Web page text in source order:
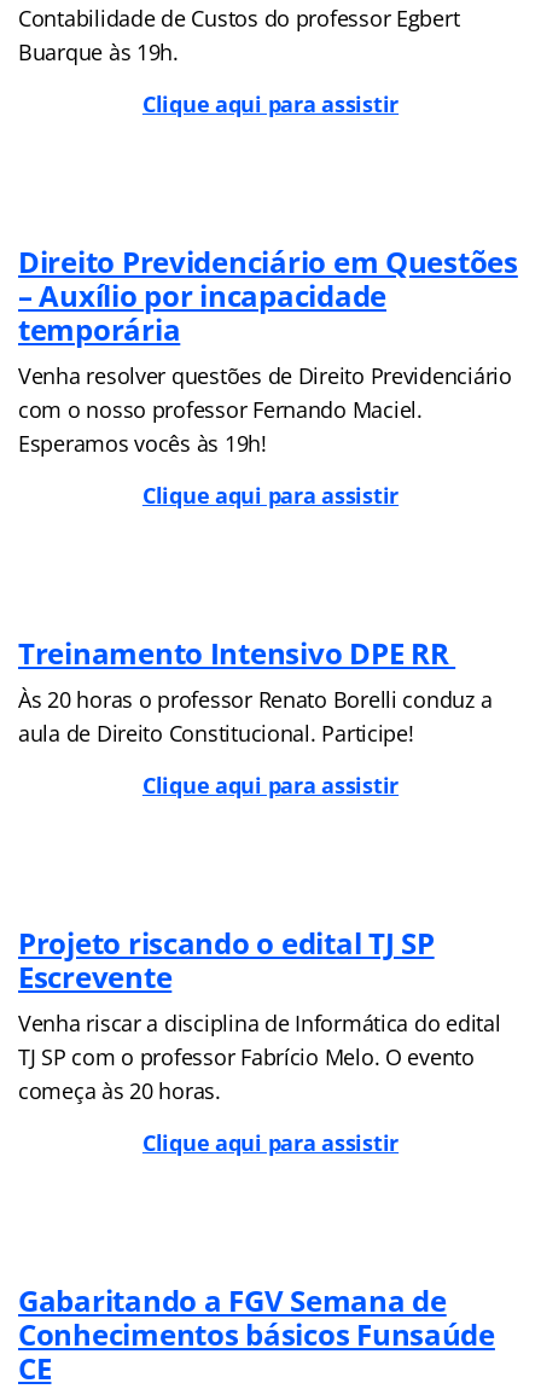
Contabilidade de Custos do professor Egbert
Buarque às 19h.
Clique aqui para assistir
Direito Previdenciário em Questões
– Auxílio por incapacidade
temporária
Venha resolver questões de Direito Previdenciário
com o nosso professor Fernando Maciel.
Esperamos vocês às 19h!
Clique aqui para assistir
Treinamento Intensivo DPE RR
Às 20 horas o professor Renato Borelli conduz a
aula de Direito Constitucional. Participe!
Clique aqui para assistir
Projeto riscando o edital TJ SP
Escrevente
Venha riscar a disciplina de Informática do edital
TJ SP com o professor Fabrício Melo. O evento
começa às 20 horas.
Clique aqui para assistir
Gabaritando a FGV Semana de
Conhecimentos básicos Funsaúde
CE